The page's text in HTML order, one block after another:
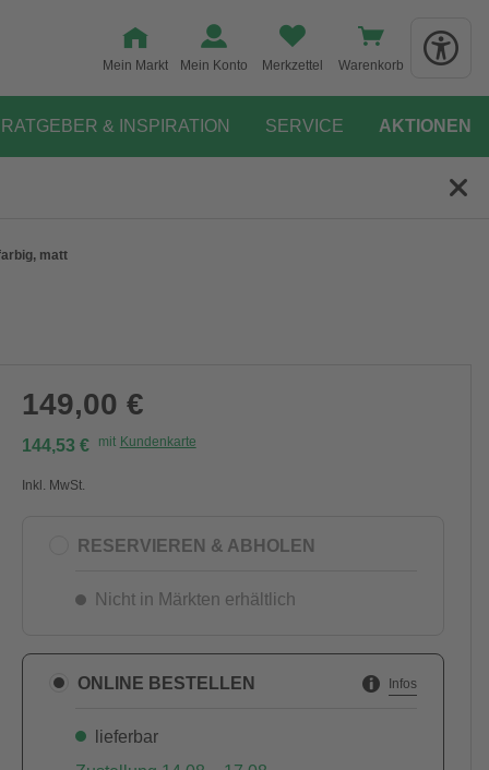
Mein Markt Mein Konto Merkzettel Warenkorb
RATGEBER & INSPIRATION SERVICE AKTIONEN
matt
149,00 €
144,53 € mit Kundenkarte
Inkl. MwSt.
RESERVIEREN & ABHOLEN
Nicht in Märkten erhältlich
ONLINE BESTELLEN Infos
lieferbar